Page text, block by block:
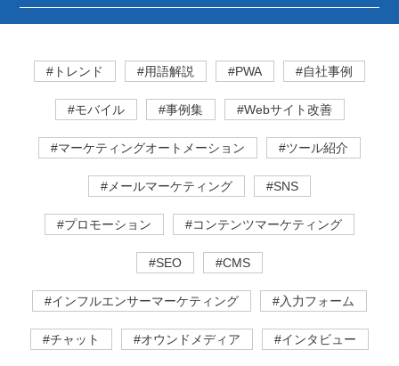
#トレンド #用語解説 #PWA #自社事例
#モバイル #事例集 #Webサイト改善
#マーケティングオートメーション #ツール紹介
#メールマーケティング #SNS
#プロモーション #コンテンツマーケティング
#SEO #CMS
#インフルエンサーマーケティング #入力フォーム
#チャット #オウンドメディア #インタビュー